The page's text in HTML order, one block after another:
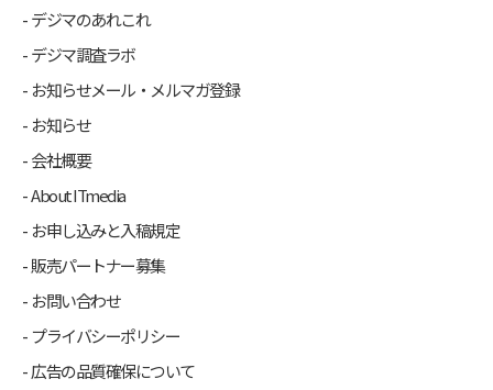
デジマのあれこれ
デジマ調査ラボ
お知らせメール・メルマガ登録
お知らせ
会社概要
About ITmedia
お申し込みと入稿規定
販売パートナー募集
お問い合わせ
プライバシーポリシー
広告の品質確保について